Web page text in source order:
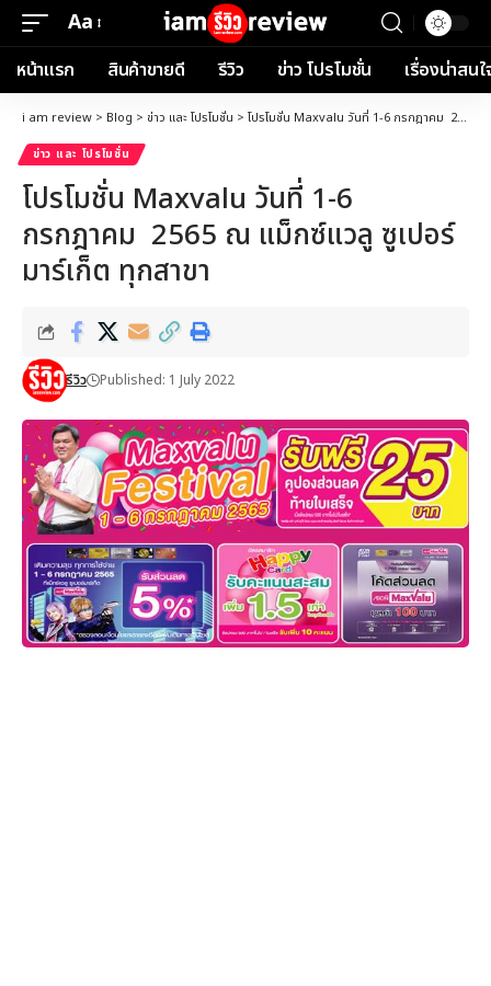
Font
Resizer
Aa
หน้าแรก สินค้าขายดี รีวิว ข่าว โปรโมชั่น เรื่องน่าสนใ
i am review > Blog > ข่าว และ โปรโมชั่น > โปรโมชั่น Maxvalu วันที่ 1-6 กรกฎาคม 2565 ณ แม็กซ์แวลู ซูเปอร์มาร์เก็ต ทุกสาขา
ข่าว และ โปรโมชั่น
โปรโมชั่น Maxvalu วันที่ 1-6
กรกฎาคม 2565 ณ แม็กซ์แวลู ซูเปอร์
มาร์เก็ต ทุกสาขา
รีวิว Published: 1 July 2022